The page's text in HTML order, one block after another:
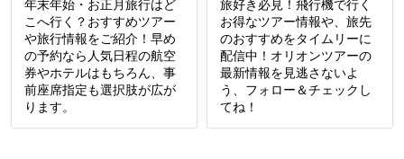
年末年始・お正月旅行はど
こへ行く？おすすめツアー
や旅行情報をご紹介！早め
の予約なら人気日程の航空
券やホテルはもちろん、事
前座席指定も選択肢が広が
ります。
旅好き必見！飛行機で行く
お得なツアー情報や、旅先
のおすすめをタイムリーに
配信中！オリオンツアーの
最新情報を見逃さないよ
う、フォロー＆チェックし
てね！